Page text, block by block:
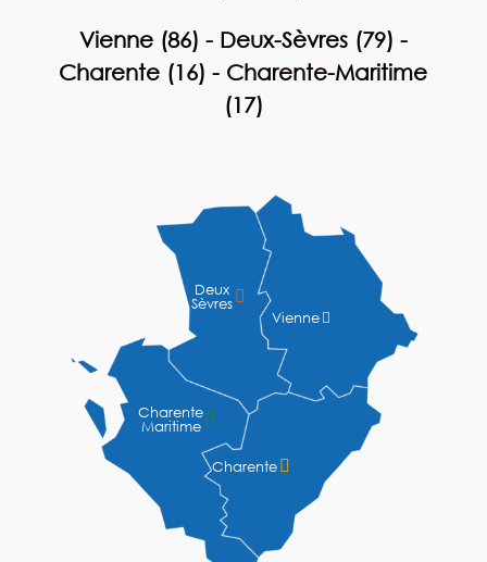
Vienne (86) - Deux-Sèvres (79) -
Charente (16) - Charente-Maritime
(17)
Vienne 
Deux
Sèvres 
Charente 
Charente
Maritime 